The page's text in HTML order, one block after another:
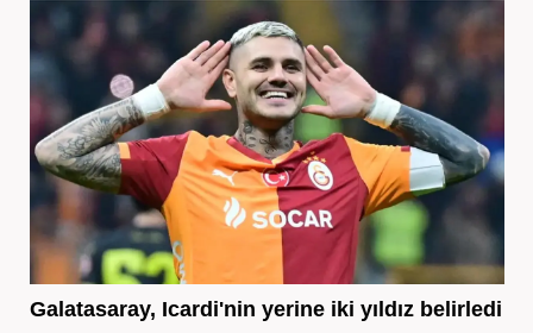
Galatasaray, Icardi'nin yerine iki yıldız belirledi